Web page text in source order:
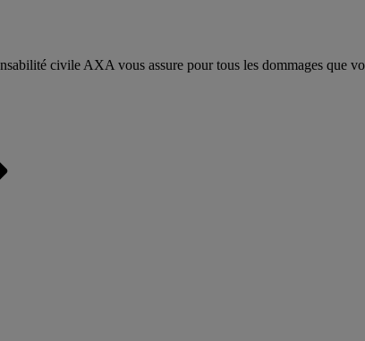
civile AXA vous assure pour tous les dommages que